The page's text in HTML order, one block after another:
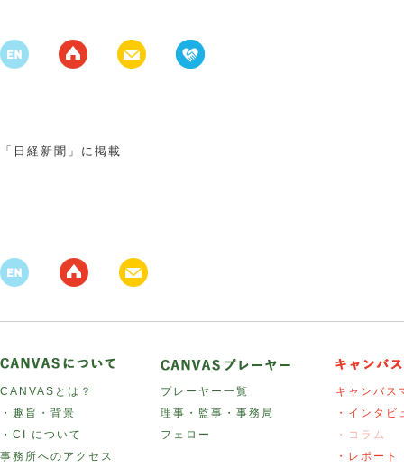
「日経新聞」に掲載
CANVASとは？
・趣旨・背景
・CI について
事務所へのアクセス
プレーヤー一覧
理事・監事・事務局
フェロー
キャンバス
・インタビ
・コラム
・レポート